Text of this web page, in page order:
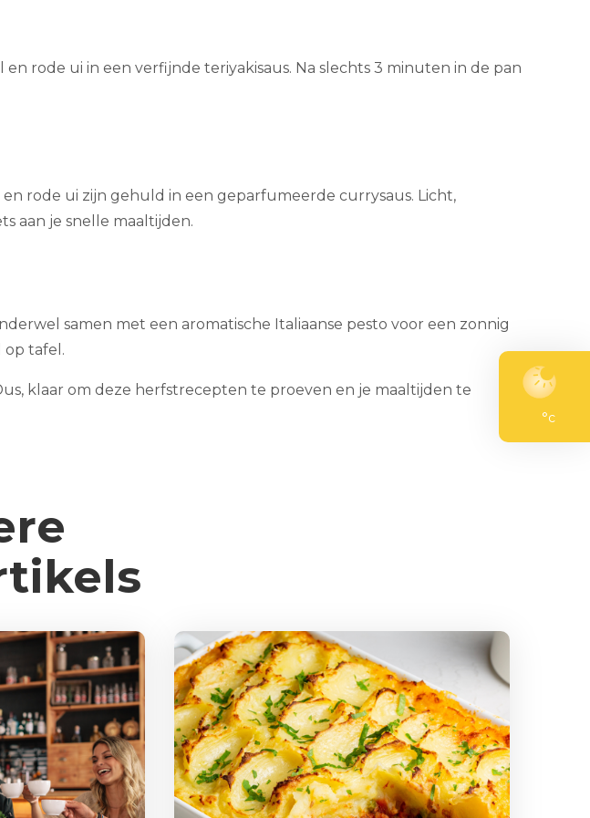
°c
rode ui in een verfijnde teriyakisaus. Na slechts 3 minuten in de pan
rode ui zijn gehuld in een geparfumeerde currysaus. Licht,
aan je snelle maaltijden.
samen met een aromatische Italiaanse pesto voor een zonnig
op tafel.
klaar om deze herfstrecepten te proeven en je maaltijden te